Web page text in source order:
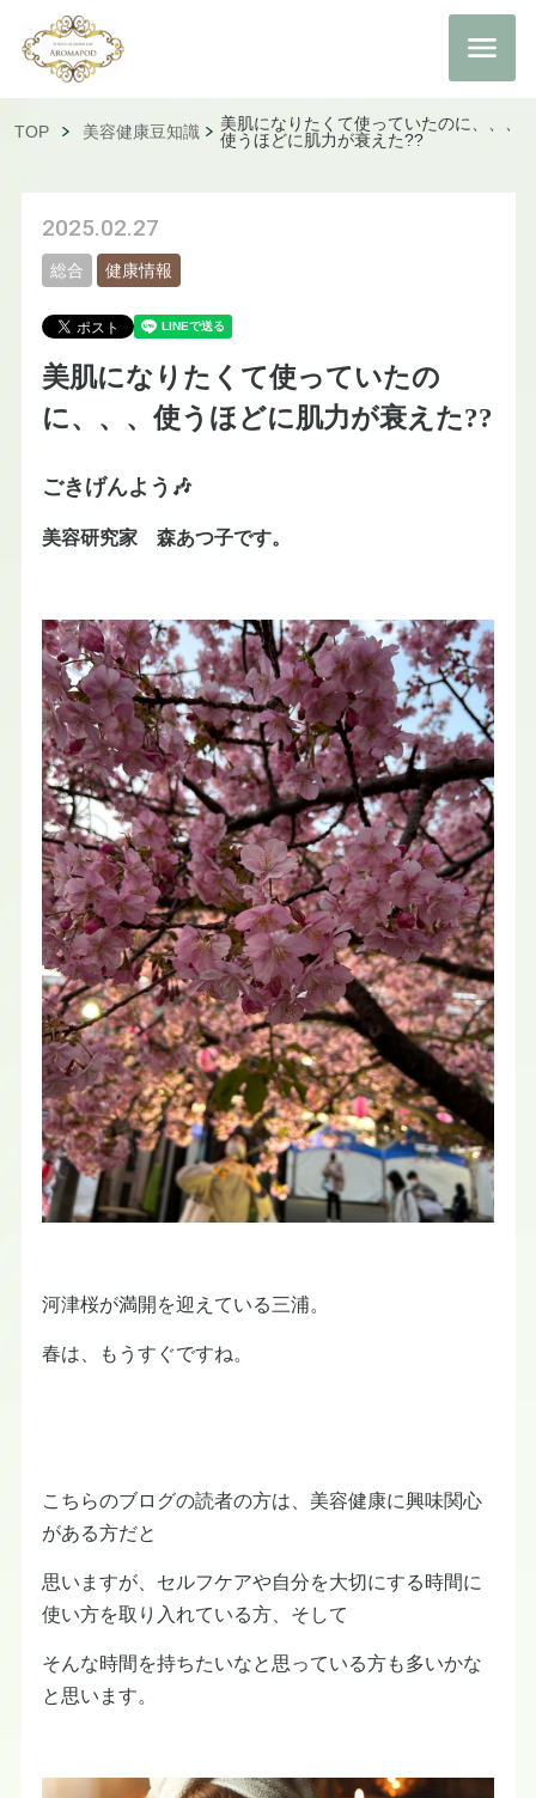
TOP 美容健康豆知識
美肌になりたくて使っていたのに、、、
使うほどに肌力が衰えた??
2025.02.27
総合 健康情報
美肌になりたくて使っていたの
に、、、使うほどに肌力が衰えた??
ごきげんよう🎶
美容研究家 森あつ子です。
河津桜が満開を迎えている三浦。
春は、もうすぐですね。
こちらのブログの読者の方は、美容健康に興味関心
がある方だと
思いますが、セルフケアや自分を大切にする時間に
使い方を取り入れている方、そして
そんな時間を持ちたいなと思っている方も多いかな
と思います。